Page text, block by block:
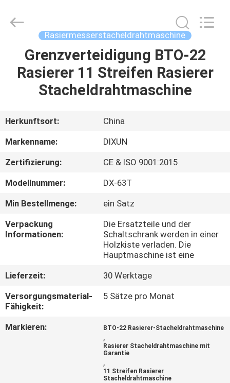
HAUS
PRODUKTE
VR-
SHOW
ÜBER
UNS
FABRIK-
AUSFLUG
QUALITÄTSKONTROLLE
TRETEN
SIE
Mesh
Products
Rasiermesserstacheldrahtmaschine
Grenzverteidigung BTO-22
Rasierer 11 Streifen Rasierer
Stacheldrahtmaschine
Herkunftsort:
China
Markenname:
DIXUN
Zertifizierung:
CE & ISO 9001:2015
Modellnummer:
DX-63T
Min Bestellmenge:
ein Satz
Verpackung
Informationen:
Die Ersatzteile und der
Schaltschrank werden in einer
Holzkiste verladen. Die
Hauptmaschine ist eine
Lieferzeit:
30 Werktage
Versorgungsmaterial-
Fähigkeit:
5 Sätze pro Monat
Markieren: BTO-22 Rasierer-Stacheldrahtmaschine
,
Rasierer Stacheldrahtmaschine mit
Garantie
,
11 Streifen Rasierer
Stacheldrahtmaschine